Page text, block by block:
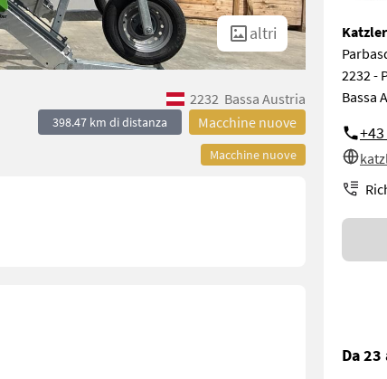
altri
2232 Bassa Austria
398.47 km di distanza Macchine nuove
Macchine nuove
2232 -
Bassa
Da